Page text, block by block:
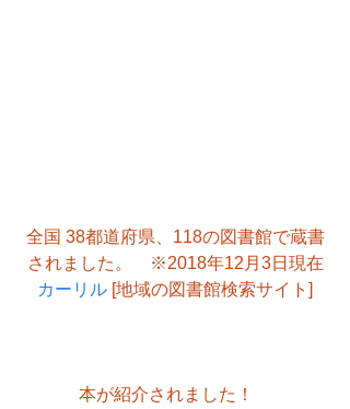
全国 38都道府県、118の図書館で蔵書
されました。　※2018年12月3日現在
カーリル [地域の図書館検索サイト]
本が紹介されました！